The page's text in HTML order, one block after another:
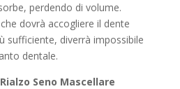
perdendo di volume.
dovrà accogliere il dente
sufficiente, diverrà impossibile
dentale.
Rialzo Seno Mascellare